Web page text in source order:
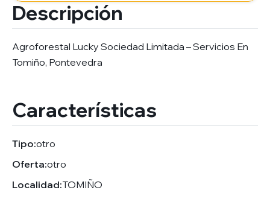
Descripción
Agroforestal Lucky Sociedad Limitada – Servicios En
Tomiño, Pontevedra
Características
Tipo:otro
Oferta:otro
Localidad:TOMIÑO